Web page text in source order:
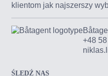
klientom jak najszerszy
+48
ŚLEDŹ NAS